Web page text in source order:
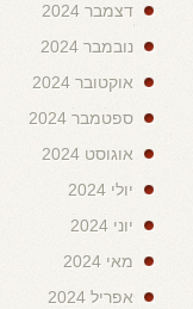
דצמבר 2024
נובמבר 2024
אוקטובר 2024
ספטמבר 2024
אוגוסט 2024
יולי 2024
יוני 2024
מאי 2024
אפריל 2024